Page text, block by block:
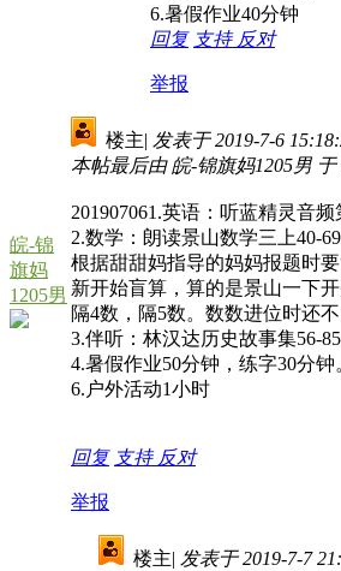
6.暑假作业40分钟
回复 支持 反对
举报
皖-锦
旗妈
1205男
楼主| 发表于 2019-7-6
本帖最后由 皖-锦旗妈1205男 于
201907061.英语：听蓝精灵音
2.数学：朗读景山数学三上40-
根据甜甜妈指导的妈妈报题时
新开始盲算，算的是景山一下
隔4数，隔5数。数数进位时还
3.伴听：林汉达历史故事集56-
4.暑假作业50分钟，练字30分
6.户外活动1小时
回复 支持 反对
举报
楼主| 发表于 2019-7-7